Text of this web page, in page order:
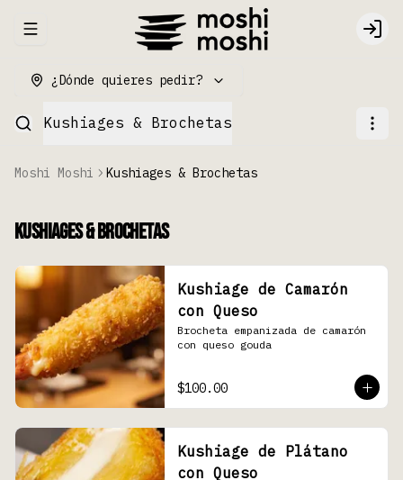
Abrir menu de navegación
¿Dónde quieres pedir?
Kushiages & Brochetas
Moshi Moshi Kushiages & Brochetas
Kushiages & Brochetas
Kushiage de Camarón
con Queso
Brocheta empanizada de camarón
con queso gouda
$100.00
Kushiage de Plátano
con Queso